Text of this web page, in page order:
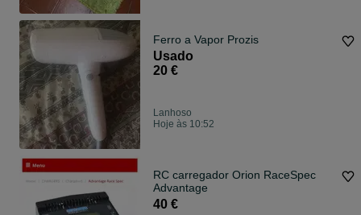
Ferro a Vapor Prozis
Usado
20 €
Lanhoso
Hoje às 10:52
RC carregador Orion RaceSpec
Advantage
40 €